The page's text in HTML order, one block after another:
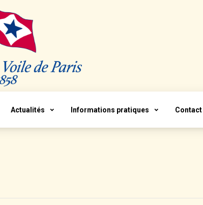
Actualités Informations pratiques Contact